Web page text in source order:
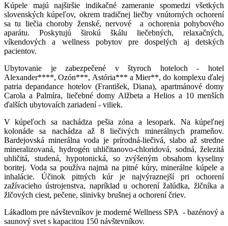
Kúpele majú najširšie indikačné zameranie spomedzi všetkých
slovenských kúpeľov, okrem tradičnej liečby vnútorných ochorení
sa tu liečia choroby ženské, nervové a ochorenia pohybového
aparátu. Poskytujú širokú škálu liečebných, relaxačných,
víkendových a wellness pobytov pre dospelých aj detských
pacientov.
Ubytovanie je zabezpečené v štyroch hoteloch - hotel
Alexander****, Ozón***, Astória*** a Mier**, do komplexu ďalej
patria depandance hotelov (František, Diana), apartmánové domy
Carola a Palmíra, liečebné domy Alžbeta a Helios a 10 menších
ďalších ubytovaích zariadení - viliek.
V kúpeľoch sa nachádza pešia zóna a lesopark. Na kúpeľnej
kolonáde sa nachádza až 8 liečivých minerálnych prameňov.
Bardejovská minerálna voda je prírodná-liečivá, slabo až stredne
mineralizovaná, hydrogén uhličitanovo-chloridová, sodná, železitá
uhličitá, studená, hypotonická, so zvýšeným obsahom kyseliny
boritej. Voda sa používa najmä na pitné kúry, minerálne kúpele a
inhalácie. Účinok pitných kúr je najvýraznejší pri ochorení
zažívacieho ústrojenstva, napríklad u ochorení žalúdka, žlčníka a
žlčových ciest, pečene, slinivky brušnej a ochorení čriev.
Lákadlom pre návštevníkov je moderné Wellness SPA - bazénový a
saunový svet s kapacitou 150 návštevníkov.